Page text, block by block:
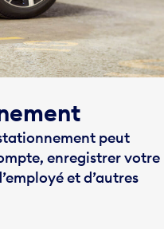
peut
enregistrer votre
et d’autres